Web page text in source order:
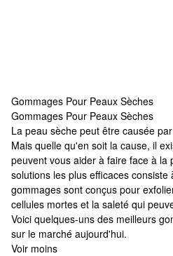
Gommages Pour Peaux Sèches
Gommages Pour Peaux Sèches
Gommages Pour Peaux Sèches
La peau sèche peut être causée
Mais quelle qu'en soit la cause, il
peuvent vous aider à faire face à la
solutions les plus efficaces
gommages sont conçus pour
cellules mortes et la saleté qui
Voici quelques-uns des meilleurs
sur le marché aujourd'hui.
Voir moins